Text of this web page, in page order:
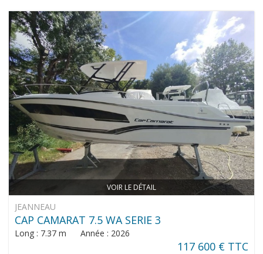
VOIR LE DÉTAIL
JEANNEAU
CAP CAMARAT 7.5 WA SERIE 3
Long : 7.37 m Année : 2026
117 600 € TTC